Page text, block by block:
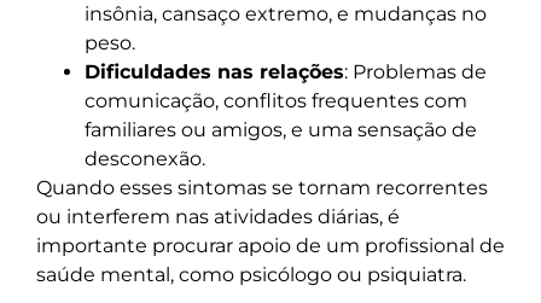
insônia, cansaço extremo, e mudanças no
peso.
Dificuldades nas relações: Problemas de
comunicação, conflitos frequentes com
familiares ou amigos, e uma sensação de
desconexão.
Quando esses sintomas se tornam recorrentes
ou interferem nas atividades diárias, é
importante procurar apoio de um profissional de
saúde mental, como psicólogo ou psiquiatra.